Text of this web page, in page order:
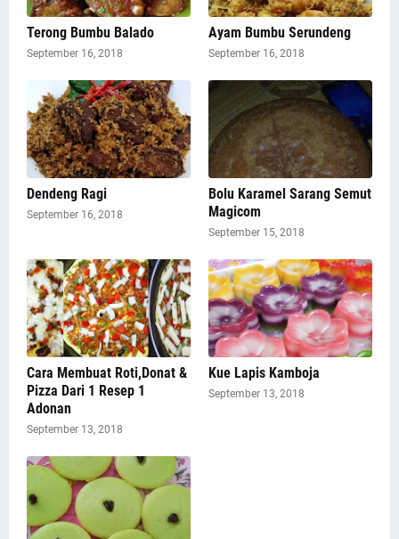
Terong Bumbu Balado
September 16, 2018
Ayam Bumbu Serundeng
September 16, 2018
Dendeng Ragi
September 16, 2018
Bolu Karamel Sarang Semut
Magicom
September 15, 2018
Cara Membuat Roti,Donat &
Pizza Dari 1 Resep 1
Adonan
September 13, 2018
Kue Lapis Kamboja
September 13, 2018